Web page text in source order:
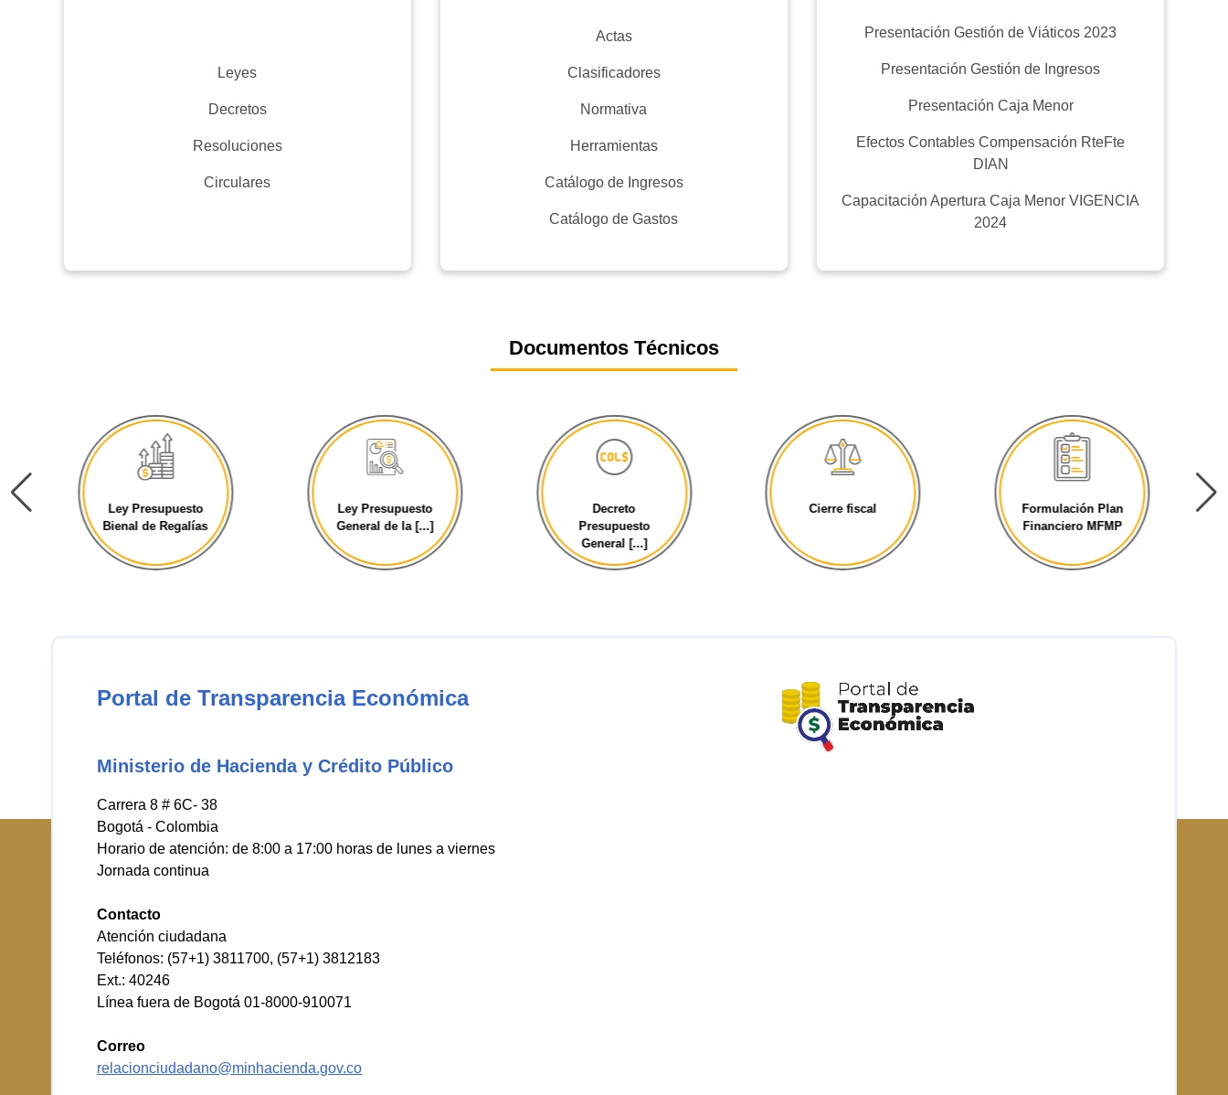
Leyes
Decretos
Resoluciones
Circulares
Actas
Clasificadores
Normativa
Herramientas
Catálogo de Ingresos
Catálogo de Gastos
Presentación Gestión de Viáticos 2023
Presentación Gestión de Ingresos
Presentación Caja Menor
Efectos Contables Compensación RteFte
DIAN
Capacitación Apertura Caja Menor VIGENCIA
2024
Documentos Técnicos
Ley Presupuesto
Bienal de Regalías
Ley Presupuesto
General de la [...]
Decreto
Presupuesto
General [...]
Cierre fiscal
Formulación Plan
Financiero MFMP
Portal de Transparencia Económica
Ministerio de Hacienda y Crédito Público
Carrera 8 # 6C- 38
Bogotá - Colombia
Horario de atención: de 8:00 a 17:00 horas de lunes a viernes
Jornada continua
Contacto
Atención ciudadana
Teléfonos: (57+1) 3811700, (57+1) 3812183
Ext.: 40246
Línea fuera de Bogotá 01-8000-910071
Correo
relacionciudadano@minhacienda.gov.co